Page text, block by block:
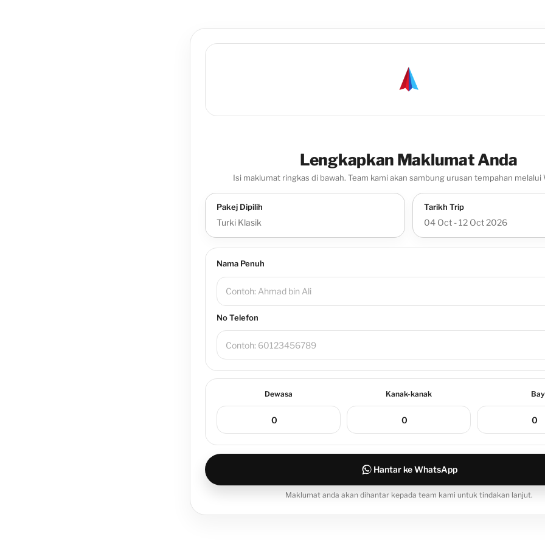
Lengkapkan Maklumat Anda
Isi maklumat ringkas di bawah. Team kami akan sambung urusan tempahan melalui
Pakej Dipilih
Turki Klasik
Tarikh Trip
04 Oct - 12 Oct 2026
Nama Penuh
No Telefon
Dewasa Kanak-kanak
Hantar ke WhatsApp
Maklumat anda akan dihantar kepada team kami untuk tindakan lanjut.